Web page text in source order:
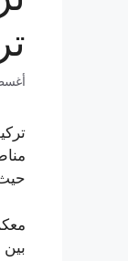
أغسطس